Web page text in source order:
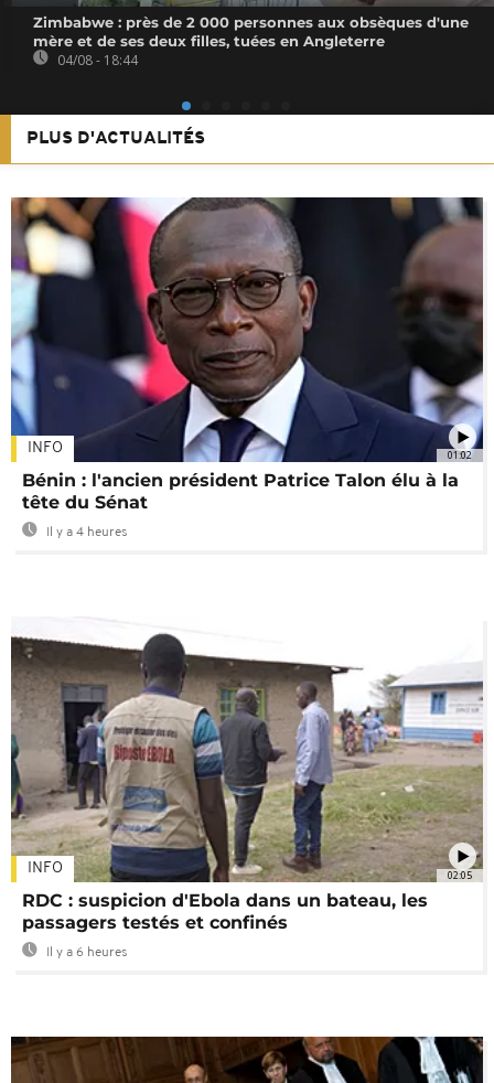
Zimbabwe : près de 2 000 personnes aux obsèques d'une
mère et de ses deux filles, tuées en Angleterre
04/08 - 18:44
PLUS D'ACTUALITÉS
01:02
INFO
Bénin : l'ancien président Patrice Talon élu à la
tête du Sénat
Il y a 4 heures
02:05
INFO
RDC : suspicion d'Ebola dans un bateau, les
passagers testés et confinés
Il y a 6 heures